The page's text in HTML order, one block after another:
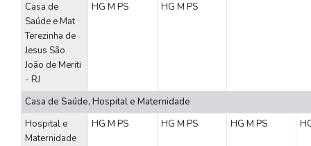
Casa de
Saúde e Mat
Terezinha de
Jesus São
João de Meriti
- RJ
HG M PS HG M PS
Casa de Saúde, Hospital e Maternidade
Hospital e
Maternidade
HG M PS HG M PS HG M PS